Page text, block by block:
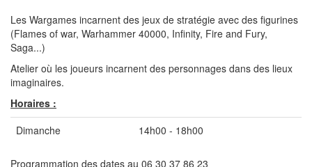
Les Wargames incarnent des jeux de stratégie avec des figurines
(Flames of war, Warhammer 40000, Infinity, Fire and Fury,
Saga...)
Atelier où les joueurs incarnent des personnages dans des lieux
imaginaires.
Horaires :
Dimanche
14h00 - 18h00
Programmation des dates au 06 30 37 86 23